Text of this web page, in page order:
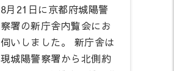
8月21日に京都府城陽警
察署の新庁舎内覧会にお
伺いしました。 新庁舎は
現城陽警察署から北側約